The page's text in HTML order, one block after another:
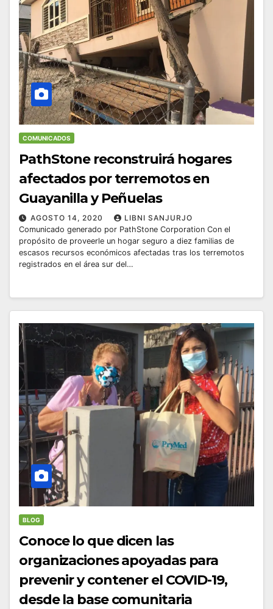
COMUNICADOS
PathStone reconstruirá hogares
afectados por terremotos en
Guayanilla y Peñuelas
AGOSTO 14, 2020
LIBNI SANJURJO
Comunicado generado por PathStone Corporation Con el
propósito de proveerle un hogar seguro a diez familias de
escasos recursos económicos afectadas tras los terremotos
registrados en el área sur del…
BLOG
Conoce lo que dicen las
organizaciones apoyadas para
prevenir y contener el COVID-19,
desde la base comunitaria